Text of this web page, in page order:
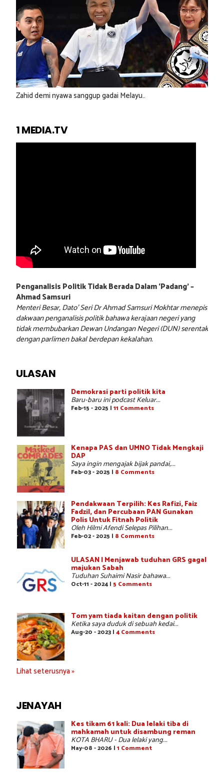
Zahid demi nyawa sanggup gadai Melayu..
1 MEDIA.TV
Penganalisis Politik Tidak Berada Dalam ‘Padang’ –
Ahmad Samsuri
Menteri Besar, Dato’ Seri Dr Ahmad Samsuri Mokhtar menepis
dakwaan penganalisis politik bahawa kerajaan negeri yang
tidak membubarkan Dewan Undangan Negeri (DUN) serentak
dengan parlimen bakal berdepan kekalahan.
ULASAN
Demokrasi parti politik kita
Baru-baru ini podcast Keluar...
Feb-15 - 2025 | 11 Comments
Kenapa PAS dan UMNO Tidak Mengkaji
DAP
Saya ingin mengajak bijak pandai,...
Feb-03 - 2025 | 8 Comments
Pendakwaan Terpilih: Kes Rafizi, Faiz
Fadzil, dan Percubaan PAN Gunakan
Polis Untuk Fitnah Politik
Oleh Hilmi Afendi Selepas Pilihan...
Feb-02 - 2025 | 8 Comments
ULASAN | Menjawab tuduhan GRS gagal
majukan Sabah
Tuduhan Suhaimi Nasir bahawa...
Oct-11 - 2024 | 5 Comments
Tom yam tiada kaitan dengan politik
Ketika saya duduk di sebuah kedai...
Aug-20 - 2023 | 4 Comments
Lihat seterusnya »
JENAYAH
Kes tikam 61 kali: Dua lelaki tiba di
mahkamah untuk disambung reman
KOTA BHARU - Dua lelaki yang...
May-08 - 2026 | 1 Comment